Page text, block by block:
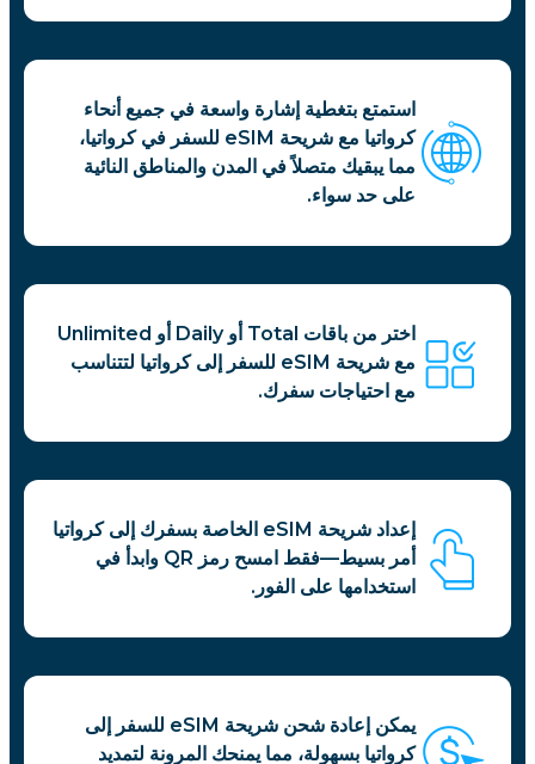
استمتع بتغطية إشارة واسعة في جميع أنحاء
كرواتيا مع شريحة eSIM للسفر في كرواتيا،
مما يبقيك متصلاً في المدن والمناطق النائية
على حد سواء.
اختر من باقات Total أو Daily أو Unlimited
مع شريحة eSIM للسفر إلى كرواتيا لتتناسب
مع احتياجات سفرك.
إعداد شريحة eSIM الخاصة بسفرك إلى كرواتيا
أمر بسيط—فقط امسح رمز QR وابدأ في
استخدامها على الفور.
يمكن إعادة شحن شريحة eSIM للسفر إلى
كرواتيا بسهولة، مما يمنحك المرونة لتمديد